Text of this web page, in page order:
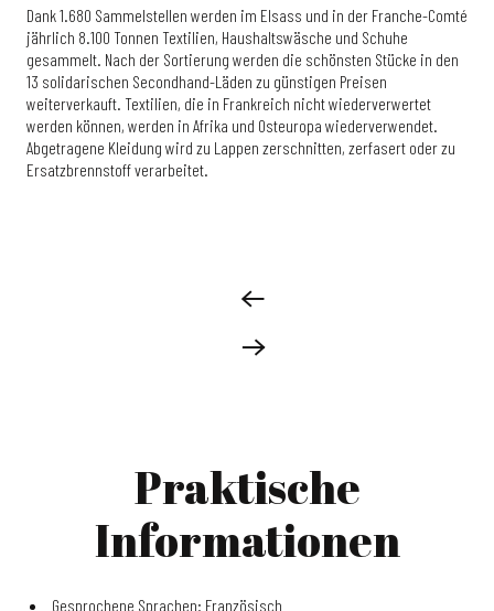
Dank 1.680 Sammelstellen werden im Elsass und in der Franche-Comté
jährlich 8.100 Tonnen Textilien, Haushaltswäsche und Schuhe
gesammelt. Nach der Sortierung werden die schönsten Stücke in den
13 solidarischen Secondhand-Läden zu günstigen Preisen
weiterverkauft. Textilien, die in Frankreich nicht wiederverwertet
werden können, werden in Afrika und Osteuropa wiederverwendet.
Abgetragene Kleidung wird zu Lappen zerschnitten, zerfasert oder zu
Ersatzbrennstoff verarbeitet.
Praktische
Informationen
Gesprochene Sprachen: Französisch